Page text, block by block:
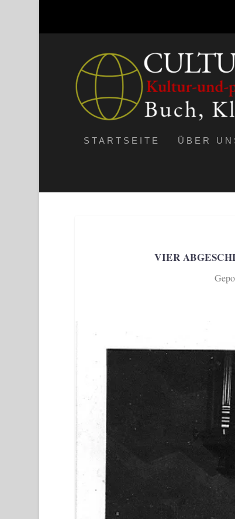
STARTSEITE ÜBER
VIER